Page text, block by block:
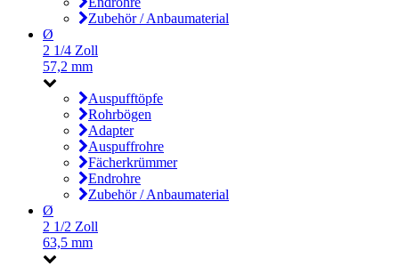
Zubehör / Anbaumaterial
Ø
2 1/4 Zoll
57,2 mm
Auspufftöpfe
Rohrbögen
Adapter
Auspuffrohre
Fächerkrümmer
Endrohre
Zubehör / Anbaumaterial
Ø
2 1/2 Zoll
63,5 mm